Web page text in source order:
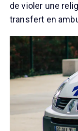
de violer une
transfert en